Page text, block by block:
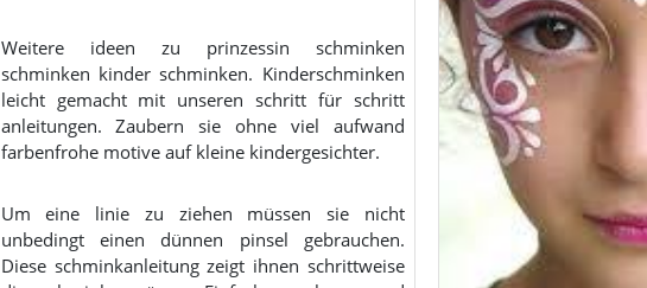
Weitere ideen zu prinzessin schminken
schminken kinder schminken. Kinderschminken
leicht gemacht mit unseren schritt für schritt
anleitungen. Zaubern sie ohne viel aufwand
farbenfrohe motive auf kleine kindergesichter.
Um eine linie zu ziehen müssen sie nicht
unbedingt einen dünnen pinsel gebrauchen.
Diese schminkanleitung zeigt ihnen schrittweise